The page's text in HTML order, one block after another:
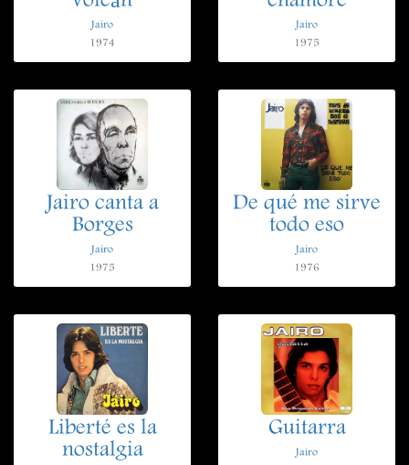
Jairo
1974
Jairo
1975
Jairo canta a
Borges
Jairo
1975
De qué me sirve
todo eso
Jairo
1976
Liberté es la
nostalgia
Guitarra
Jairo